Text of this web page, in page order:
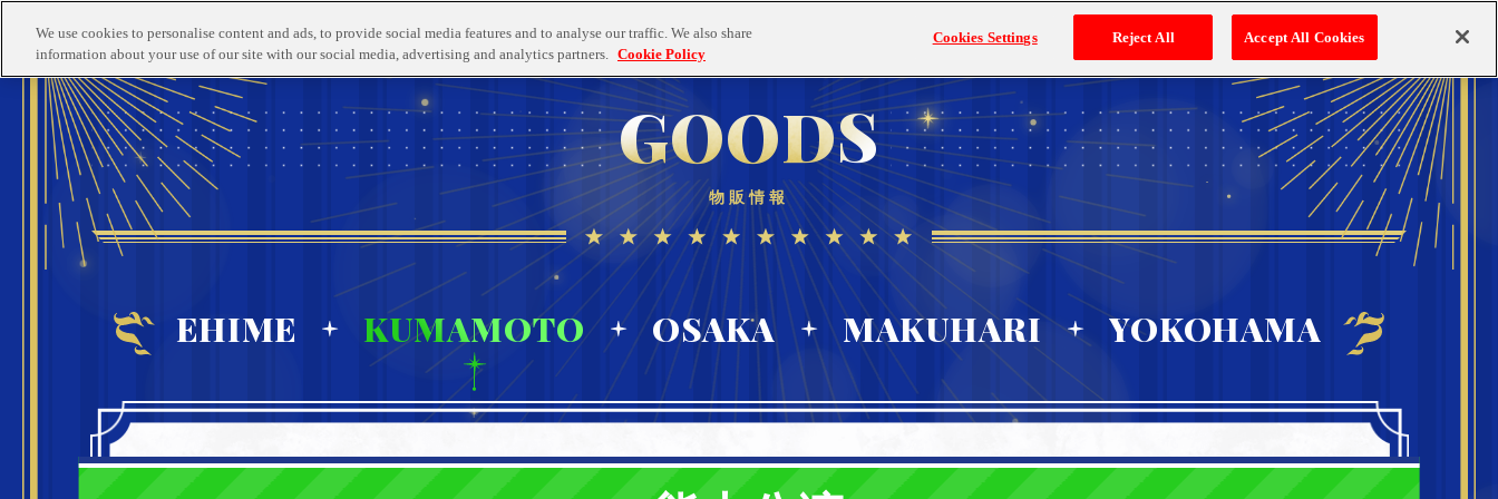
TOP
トップ
INFORMATION
開催概要
TICKET
チケット情報
STREAMING
配信情報
Blu-ray
ブルーレイ情報
ATTENTION
GOODS
物販情報
EHIME KUMAMOTO OSAKA MAKUHARI YOKOHAMA
We use cookies to personalise content and ads, to provide social media features and to analyse our traffic. We also share
information about your use of our site with our social media, advertising and analytics partners. Cookie Policy
Cookies Settings Reject All Accept All Cookies